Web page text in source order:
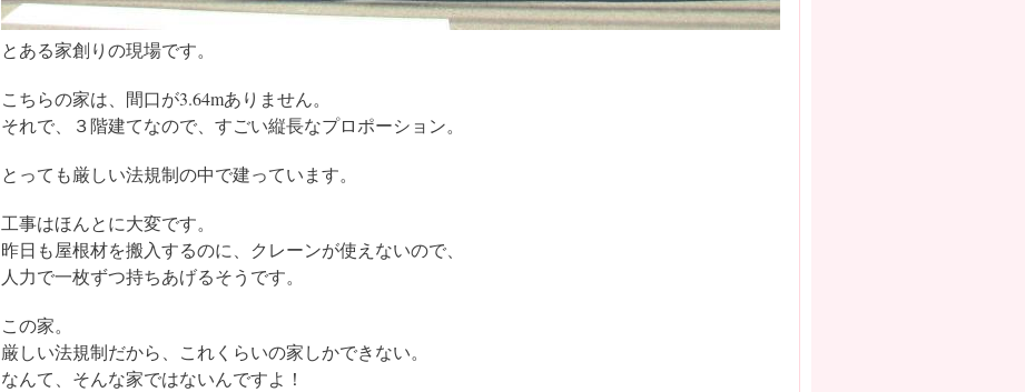
とある家創りの現場です。
こちらの家は、間口が3.64mありません。
それで、３階建てなので、すごい縦長なプロポーション。
とっても厳しい法規制の中で建っています。
工事はほんとに大変です。
昨日も屋根材を搬入するのに、クレーンが使えないので、
人力で一枚ずつ持ちあげるそうです。
この家。
厳しい法規制だから、これくらいの家しかできない。
なんて、そんな家ではないんですよ！